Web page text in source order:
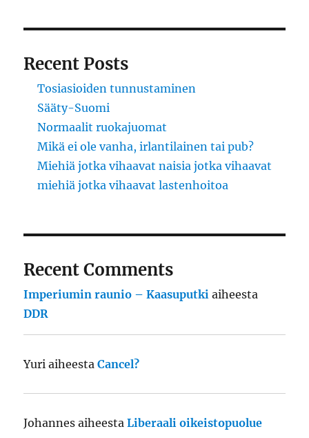
Recent Posts
Tosiasioiden tunnustaminen
Sääty-Suomi
Normaalit ruokajuomat
Mikä ei ole vanha, irlantilainen tai pub?
Miehiä jotka vihaavat naisia jotka vihaavat
miehiä jotka vihaavat lastenhoitoa
Recent Comments
Imperiumin raunio – Kaasuputki aiheesta
DDR
Yuri aiheestaCancel?
Johannes aiheestaLiberaali oikeistopuolue